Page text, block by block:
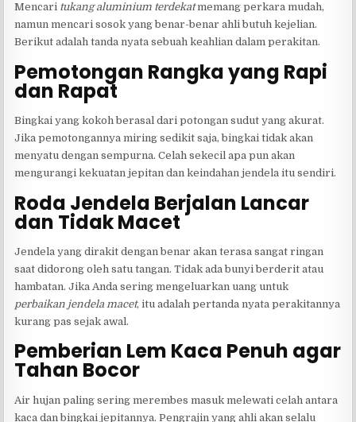
Mencari tukang aluminium terdekatmemang perkara mudah,
namun mencari sosok yang benar-benar ahli butuh kejelian.
Berikut adalah tanda nyata sebuah keahlian dalam perakitan.
Pemotongan Rangka yang Rapi
dan Rapat
Bingkai yang kokoh berasal dari potongan sudut yang akurat.
Jika pemotongannya miring sedikit saja, bingkai tidak akan
menyatu dengan sempurna. Celah sekecil apa pun akan
mengurangi kekuatan jepitan dan keindahan jendela itu sendiri.
Roda Jendela Berjalan Lancar
dan Tidak Macet
Jendela yang dirakit dengan benar akan terasa sangat ringan
saat didorong oleh satu tangan. Tidak ada bunyi berderit atau
hambatan. Jika Anda sering mengeluarkan uang untuk
perbaikan jendela macet, itu adalah pertanda nyata perakitannya
kurang pas sejak awal.
Pemberian Lem Kaca Penuh agar
Tahan Bocor
Air hujan paling sering merembes masuk melewati celah antara
kaca dan bingkai jepitannya. Pengrajin yang ahli akan selalu